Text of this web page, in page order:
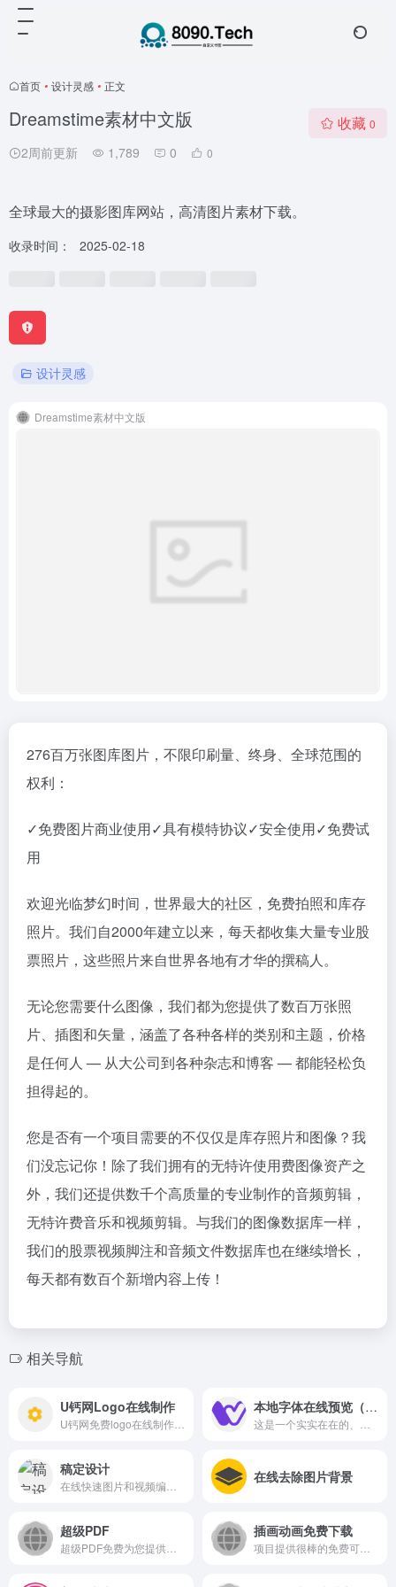
首页 • 设计灵感 • 正文
Dreamstime素材中文版
2周前更新 1,789 0 0
收藏 0
全球最大的摄影图库网站，高清图片素材下载。
收录时间： 2025-02-18
设计灵感
Dreamstime素材中文版
276百万张图库图片，不限印刷量、终身、全球范围的
权利：
✓免费图片商业使用✓具有模特协议✓安全使用✓免费试
用
欢迎光临梦幻时间，世界最大的社区，免费拍照和库存
照片。我们自2000年建立以来，每天都收集大量专业股
票照片，这些照片来自世界各地有才华的撰稿人。
无论您需要什么图像，我们都为您提供了数百万张照
片、插图和矢量，涵盖了各种各样的类别和主题，价格
是任何人 — 从大公司到各种杂志和博客 — 都能轻松负
担得起的。
您是否有一个项目需要的不仅仅是库存照片和图像？我
们没忘记你！除了我们拥有的无特许使用费图像资产之
外，我们还提供数千个高质量的专业制作的音频剪辑，
无特许费音乐和视频剪辑。与我们的图像数据库一样，
我们的股票视频脚注和音频文件数据库也在继续增长，
每天都有数百个新增内容上传！
相关导航
U钙网Logo在线制作 本地字体在线预览（WordMark）
稿定设计 在线去除图片背景
超级PDF 插画动画免费下载